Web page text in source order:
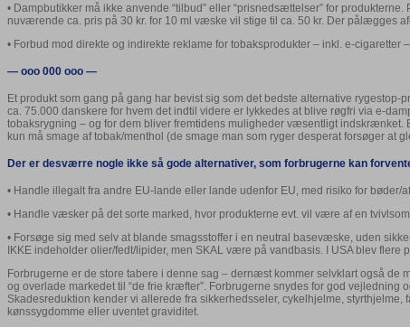
• Dampbutikker må ikke anvende “tilbud” eller “prisnedsættelser” for
nuværende ca. pris på 30 kr. for 10 ml væske vil stige til ca. 50 kr. Der pålægges
• Forbud mod direkte og indirekte reklame for tobaksprodukter – inkl. e-
— ooo 000 ooo —
Et produkt som gang på gang har bevist sig som det bedste alternative
ca. 75.000 danskere for hvem det indtil videre er lykkedes at blive røgfri via e-
tobaksrygning – og for dem bliver fremtidens muligheder væsentligt indskrænket.
kun må smage af tobak/menthol (de smage man som ryger desperat forsøger at
Der er desværre nogle ikke så gode alternativer, som forbrugerne kan
• Handle illegalt fra andre EU-lande eller lande udenfor EU, med risiko for
• Handle væsker på det sorte marked, hvor produkterne evt. vil være af en
• Forsøge sig med selv at blande smagsstoffer i en neutral basevæske, uden
IKKE indeholder olier/fedt/lipider, men SKAL være på vandbasis. I USA blev
Forbrugerne er de store tabere i denne sag – dernæst kommer selvklart også de
og overlade markedet til “de frie kræfter”. Forbrugerne snydes for god
Skadesreduktion kender vi allerede fra sikkerhedsseler, cykelhjelme,
kønssygdomme eller uventet graviditet.